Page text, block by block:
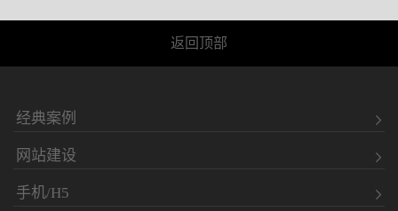
返回顶部
经典案例
网站建设
手机/H5